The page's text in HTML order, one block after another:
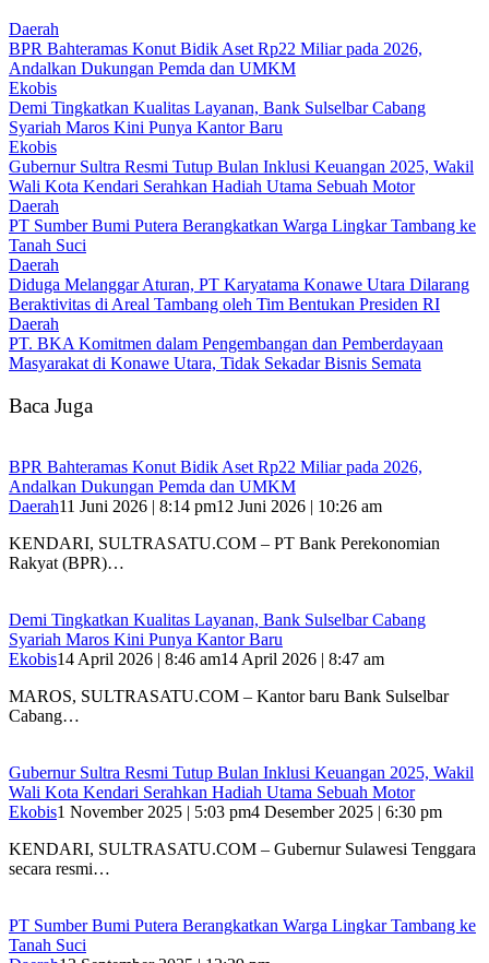
Daerah
BPR Bahteramas Konut Bidik Aset Rp22 Miliar pada 2026,
Andalkan Dukungan Pemda dan UMKM
Ekobis
Demi Tingkatkan Kualitas Layanan, Bank Sulselbar Cabang
Syariah Maros Kini Punya Kantor Baru
Ekobis
Gubernur Sultra Resmi Tutup Bulan Inklusi Keuangan 2025, Wakil
Wali Kota Kendari Serahkan Hadiah Utama Sebuah Motor
Daerah
PT Sumber Bumi Putera Berangkatkan Warga Lingkar Tambang ke
Tanah Suci
Daerah
Diduga Melanggar Aturan, PT Karyatama Konawe Utara Dilarang
Beraktivitas di Areal Tambang oleh Tim Bentukan Presiden RI
Daerah
PT. BKA Komitmen dalam Pengembangan dan Pemberdayaan
Masyarakat di Konawe Utara, Tidak Sekadar Bisnis Semata
Baca Juga
BPR Bahteramas Konut Bidik Aset Rp22 Miliar pada 2026,
Andalkan Dukungan Pemda dan UMKM
Daerah11 Juni 2026 | 8:14 pm12 Juni 2026 | 10:26 am
KENDARI, SULTRASATU.COM – PT Bank Perekonomian
Rakyat (BPR)…
Demi Tingkatkan Kualitas Layanan, Bank Sulselbar Cabang
Syariah Maros Kini Punya Kantor Baru
Ekobis14 April 2026 | 8:46 am14 April 2026 | 8:47 am
MAROS, SULTRASATU.COM – Kantor baru Bank Sulselbar
Cabang…
Gubernur Sultra Resmi Tutup Bulan Inklusi Keuangan 2025, Wakil
Wali Kota Kendari Serahkan Hadiah Utama Sebuah Motor
Ekobis1 November 2025 | 5:03 pm4 Desember 2025 | 6:30 pm
KENDARI, SULTRASATU.COM – Gubernur Sulawesi Tenggara
secara resmi…
PT Sumber Bumi Putera Berangkatkan Warga Lingkar Tambang ke
Tanah Suci